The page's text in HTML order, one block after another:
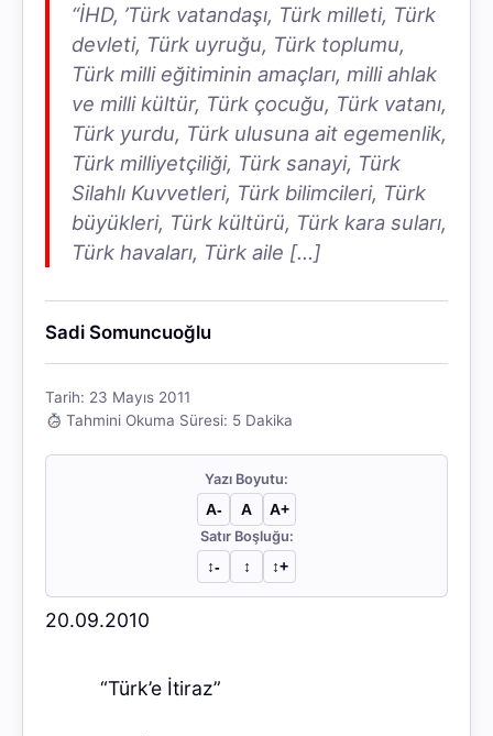
“İHD, ’Türk vatandaşı, Türk milleti, Türk
devleti, Türk uyruğu, Türk toplumu,
Türk milli eğitiminin amaçları, milli ahlak
ve milli kültür, Türk çocuğu, Türk vatanı,
Türk yurdu, Türk ulusuna ait egemenlik,
Türk milliyetçiliği, Türk sanayi, Türk
Silahlı Kuvvetleri, Türk bilimcileri, Türk
büyükleri, Türk kültürü, Türk kara suları,
Türk havaları, Türk aile […]
Sadi Somuncuoğlu
Tarih: 23 Mayıs 2011
Tahmini Okuma Süresi: 5 Dakika
Yazı Boyutu:
A- A A+
Satır Boşluğu:
↕︎- ↕︎ ↕︎+
20.09.2010
“Türk’e İtiraz”